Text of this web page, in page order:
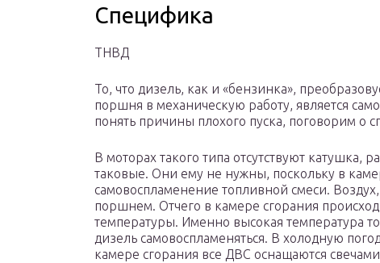
Специфика
ТНВД
То, что дизель, как и «бензинка»,
поршня в механическую работу, является
понять причины плохого пуска, поговорим о
В моторах такого типа отсутствуют катушка,
таковые. Они ему не нужны, поскольку в
самовоспламенение топливной смеси.
поршнем. Отчего в камере сгорания
температуры. Именно высокая температура
дизель самовоспламеняться. В холодную
камере сгорания все ДВС оснащаются